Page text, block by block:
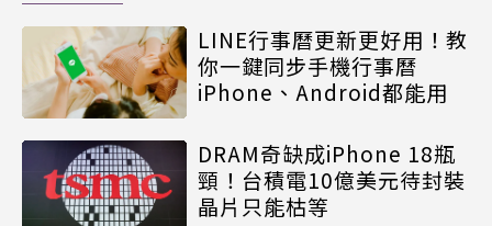
LINE行事曆更新更好用！教
你一鍵同步手機行事曆
iPhone、Android都能用
DRAM奇缺成iPhone 18瓶
頸！台積電10億美元待封裝
晶片只能枯等